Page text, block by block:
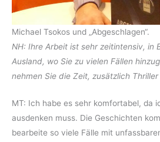
Michael Tsokos und „Abgeschlagen“.
NH: Ihre Arbeit ist sehr zeitintensiv, in
Ausland, wo Sie zu vielen Fällen
nehmen Sie die Zeit, zusätzlich
MT: Ich habe es sehr komfortabel, da
ausdenken muss. Die Geschichten
bearbeite so viele Fälle mit